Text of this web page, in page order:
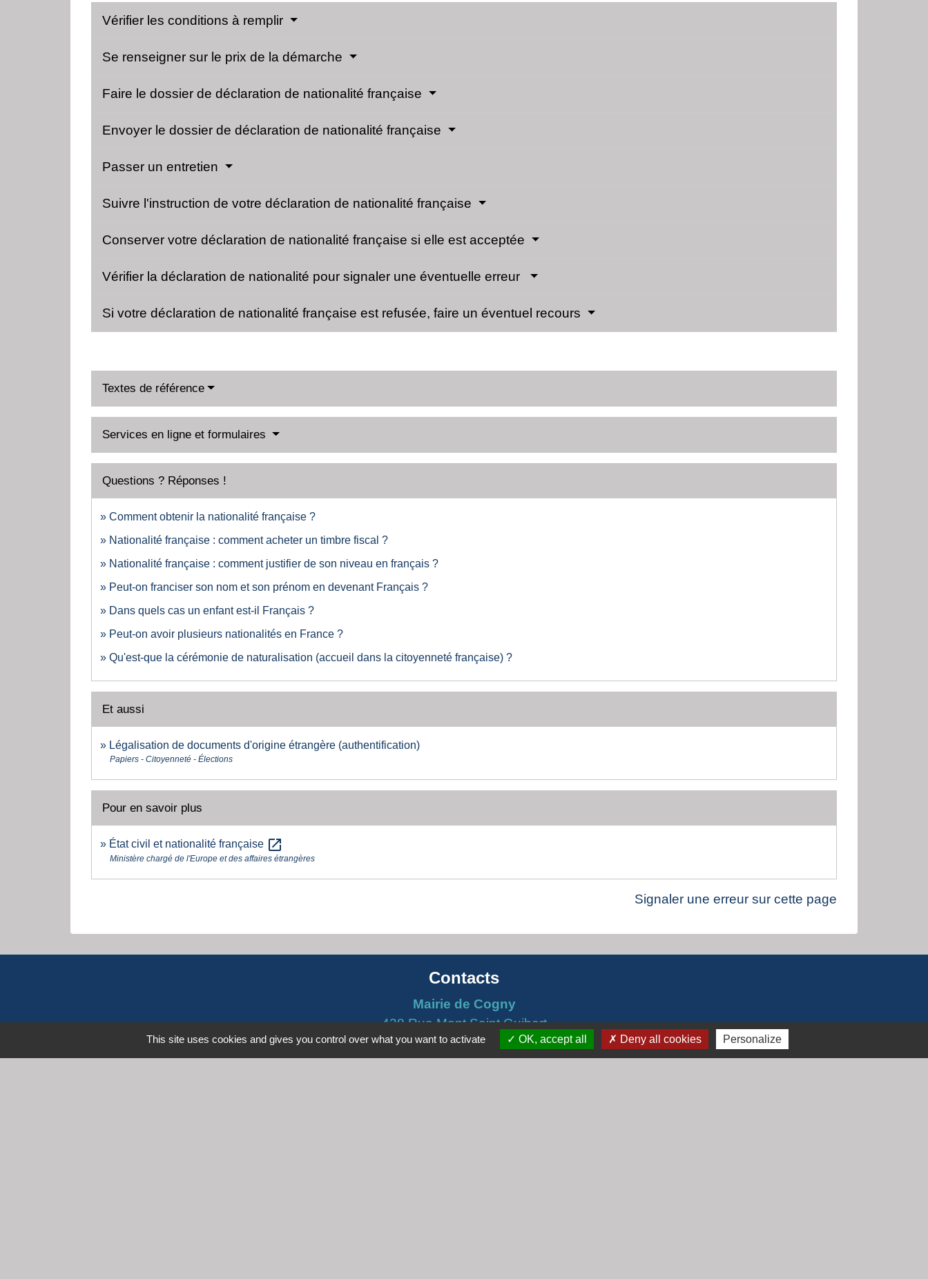
Vérifier les conditions à remplir
Se renseigner sur le prix de la démarche
Faire le dossier de déclaration de nationalité française
Envoyer le dossier de déclaration de nationalité française
Passer un entretien
Suivre l'instruction de votre déclaration de nationalité française
Conserver votre déclaration de nationalité française si elle est acceptée
Vérifier la déclaration de nationalité pour signaler une éventuelle erreur
Si votre déclaration de nationalité française est refusée, faire un éventuel recours
Textes de référence
Services en ligne et formulaires
Questions ? Réponses !
Comment obtenir la nationalité française ?
Nationalité française : comment acheter un timbre fiscal ?
Nationalité française : comment justifier de son niveau en français ?
Peut-on franciser son nom et son prénom en devenant Français ?
Dans quels cas un enfant est-il Français ?
Peut-on avoir plusieurs nationalités en France ?
Qu'est-que la cérémonie de naturalisation (accueil dans la citoyenneté française) ?
Et aussi
Légalisation de documents d'origine étrangère (authentification)
Papiers - Citoyenneté - Élections
Pour en savoir plus
État civil et nationalité française open_in_new
Ministère chargé de l'Europe et des affaires étrangères
Signaler une erreur sur cette page
Contacts
Mairie de Cogny
438 Rue Mont Saint Guibert
69640 Cogny - FRANCE
+33 4 74 67 30 55
This site uses cookies and gives you control over what you want to activate OK, accept all Deny all cookies Personalize